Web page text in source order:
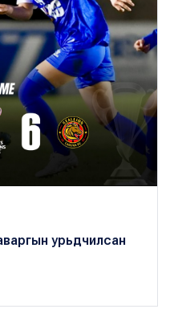
урьдчилсан